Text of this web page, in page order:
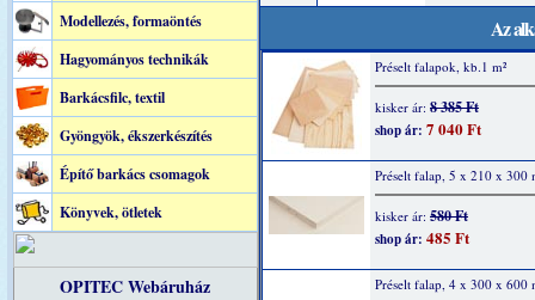
Modellezés, formaöntés
Hagyományos technikák
Barkácsfilc, textil
Gyöngyök, ékszerkészítés
Építő barkács csomagok
Könyvek, ötletek
OPITEC Webáruház
Az
Préselt falapok, kb.1 m²
kisker ár: 8 385 Ft
shop ár: 7 040 Ft
Préselt falap, 5 x 210 x 300
kisker ár: 580 Ft
shop ár: 485 Ft
Préselt falap, 4 x 300 x 600